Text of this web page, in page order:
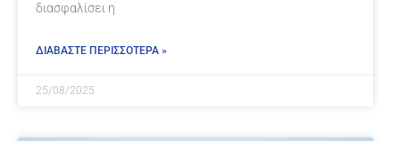
διασφαλίσει η
ΔΙΑΒΑΣΤΕ ΠΕΡΙΣΣΟΤΕΡΑ »
25/08/2025